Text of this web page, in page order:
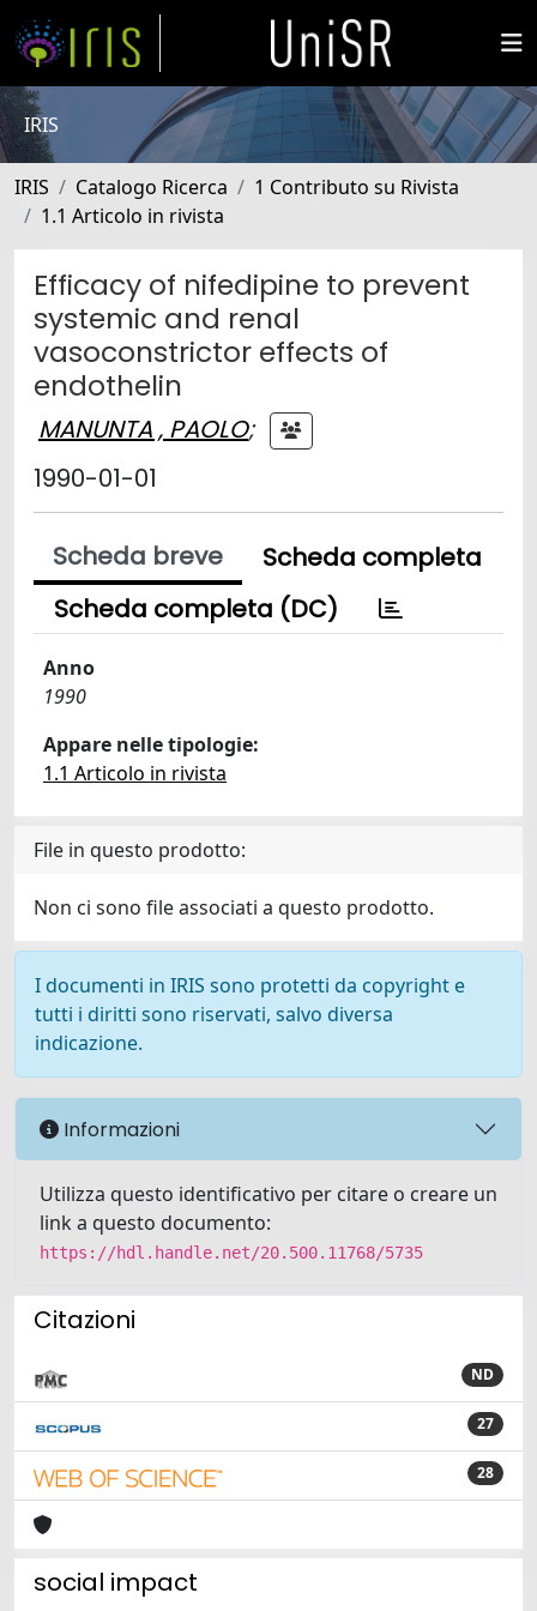
IRIS
IRIS Catalogo Ricerca
1 Contributo su Rivista
1.1 Articolo in rivista
Efficacy of nifedipine to prevent
systemic and renal
vasoconstrictor effects of
endothelin
MANUNTA , PAOLO;
1990-01-01
Scheda breve
Scheda completa
Scheda completa (DC)
Anno
1990
Appare nelle tipologie:
1.1 Articolo in rivista
File in questo prodotto:
Non ci sono file associati a questo prodotto.
I documenti in IRIS sono protetti da copyright e
tutti i diritti sono riservati, salvo diversa
indicazione.
Informazioni
Utilizza questo identificativo per citare o creare un
link a questo documento:
https://hdl.handle.net/20.500.11768/5735
Citazioni
ND
27
28
social impact